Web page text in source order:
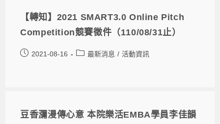
【轉知】2021 SMART3.0 Online Pitch
Competition競賽徵件（110/08/31止）
2021-08-16 最新消息 / 活動資訊
豆香瀰漫傳心意 本院樂活EMBA學員李佳韻